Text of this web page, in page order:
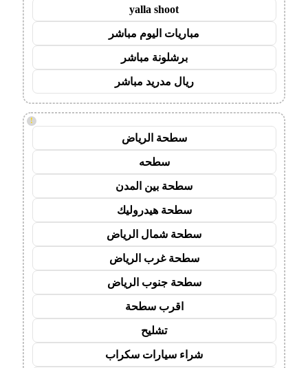
yalla shoot
مباريات اليوم مباشر
برشلونة مباشر
ريال مدريد مباشر
!
سطحة الرياض
سطحه
سطحة بين المدن
سطحة هيدروليك
سطحة شمال الرياض
سطحة غرب الرياض
سطحة جنوب الرياض
اقرب سطحة
تشليح
شراء سيارات سكراب